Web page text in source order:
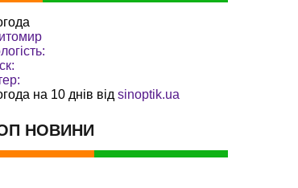
на 10 днів від sinoptik.ua
НОВИНИ